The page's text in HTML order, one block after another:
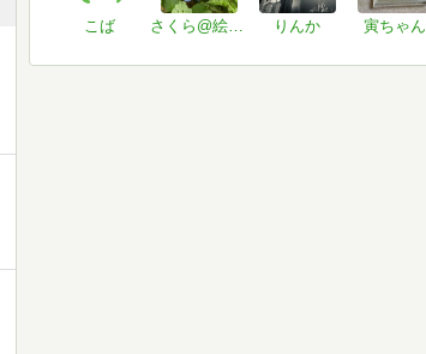
こば さくら@絵本記録 りんか 寅ちゃん